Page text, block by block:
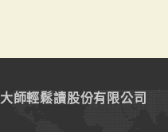
大師輕鬆讀股份有限公司